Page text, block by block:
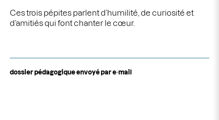
Ces trois pépites parlent d’humilité, de curiosité et
d’amitiés qui font chanter le cœur.
dossier pédagogique envoyé par e-mail